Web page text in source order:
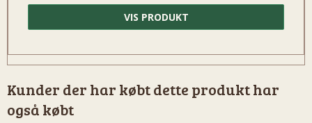
VIS PRODUKT
Kunder der har købt dette produkt har
også købt